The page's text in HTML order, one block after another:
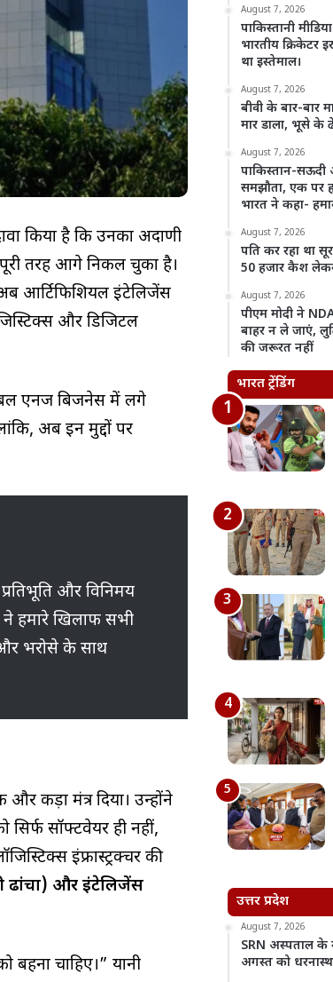
किया है कि उनका अदाणी
तरह आगे निकल चुका है।
आर्टिफिशियल इंटेलिजेंस
और डिजिटल
एनर्जी बिजनेस में लगे
अब इन मुद्दों पर
और विनिमय
हमारे खिलाफ सभी
भरोसे के साथ
कड़ा मंत्र दिया। उन्होंने
सॉफ्टवेयर ही नहीं,
इंफ्रास्ट्रक्चर की
ढांचा) और इंटेलिजेंस
चाहिए।” यानी
August 7, 2026
पाकिस्तानी
भारतीय क्रिकेटर
था इस्तेमाल।
August 7, 2026
बीवी के बार-बार
मार डाला, भूसे के
August 7, 2026
पाकिस्तान-सऊदी
समझौता, एक पर
भारत ने कहा-
August 7, 2026
पति कर रहा था
50 हजार कैश लेकर
August 7, 2026
पीएम मोदी ने
बाहर न ले जाएं,
की जरूरत नहीं
भारत ट्रेंडिंग
उत्तर प्रदेश
August 7, 2026
SRN अस्पताल के
अगस्त को